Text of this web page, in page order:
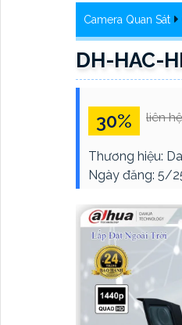
Camera Quan Sát
DH-HAC-
30% liên hệ
Thương hiệu:
Ngày đăng: 5/